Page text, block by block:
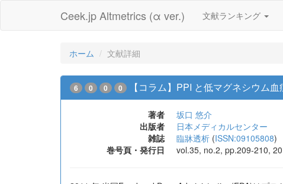
Ceek.jp Altmetrics (α ver.) 文献ランキング
ホーム 文献詳細
6 0 0 0 【コラム】PPI と低マグネシウム血
著者
坂口 悠介
出版者
日本メディカルセンター
雑誌
臨牀透析 (ISSN:09105808)
巻号頁・発行日
vol.35, no.2, pp.209-210,